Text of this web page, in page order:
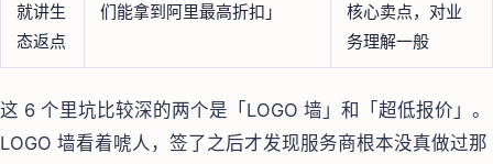
就讲生
态返点
们能拿到阿里最高折扣」
核心卖点，对业
务理解一般
这 6 个里坑比较深的两个是「LOGO 墙」和「超低报价」。
LOGO 墙看着唬人，签了之后才发现服务商根本没真做过那